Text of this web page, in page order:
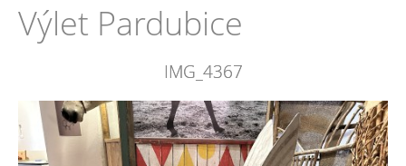
Výlet Pardubice
IMG_4367